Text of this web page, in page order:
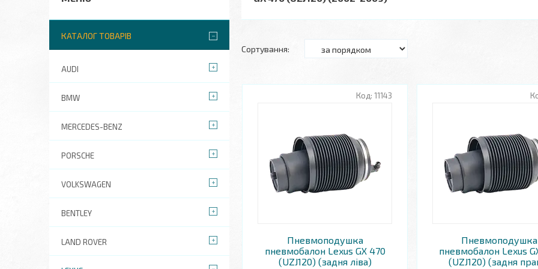
11143
Пневмоподушка
пневмобалон Lexus GX 470
(UZJ120) (задня ліва)
Пневмоподушка
пневмобалон Lexus
(UZJ120) (задня
КАТАЛОГ ТОВАРІВ
AUDI
BMW
MERCEDES-BENZ
PORSCHE
VOLKSWAGEN
BENTLEY
LAND ROVER